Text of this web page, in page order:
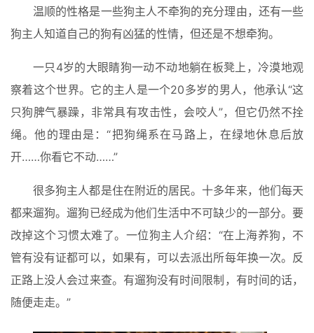
温顺的性格是一些狗主人不牵狗的充分理由，还有一些
狗主人知道自己的狗有凶猛的性情，但还是不想牵狗。
一只4岁的大眼睛狗一动不动地躺在板凳上，冷漠地观
察着这个世界。它的主人是一个20多岁的男人，他承认“这
只狗脾气暴躁，非常具有攻击性，会咬人”，但它仍然不拴
绳。他的理由是：“把狗绳系在马路上，在绿地休息后放
开……你看它不动……”
很多狗主人都是住在附近的居民。十多年来，他们每天
都来遛狗。遛狗已经成为他们生活中不可缺少的一部分。要
改掉这个习惯太难了。一位狗主人介绍：“在上海养狗，不
管有没有证都可以，如果有，可以去派出所每年换一次。反
正路上没人会过来查。有遛狗没有时间限制，有时间的话，
随便走走。”